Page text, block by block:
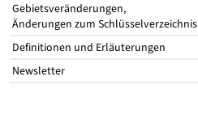
Gebietsveränderungen,
Änderungen zum Schlüsselverzeichnis
Definitionen und Erläuterungen
Newsletter